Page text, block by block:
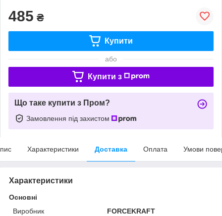
485 ₴
Купити
або
Купити з
Що таке купити з Пром?
Замовлення під захистом
Характеристики Доставка Оплата Умови
Характеристики
Основні
Виробник
FORCEKRAFT